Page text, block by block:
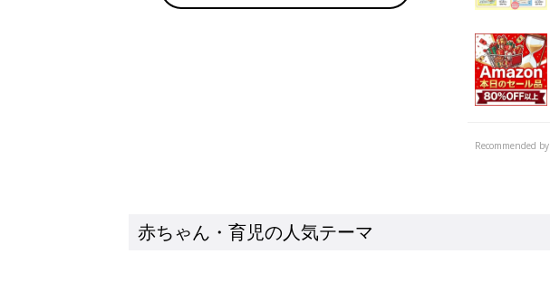
Recommended by
赤ちゃん・育児の人気テーマ